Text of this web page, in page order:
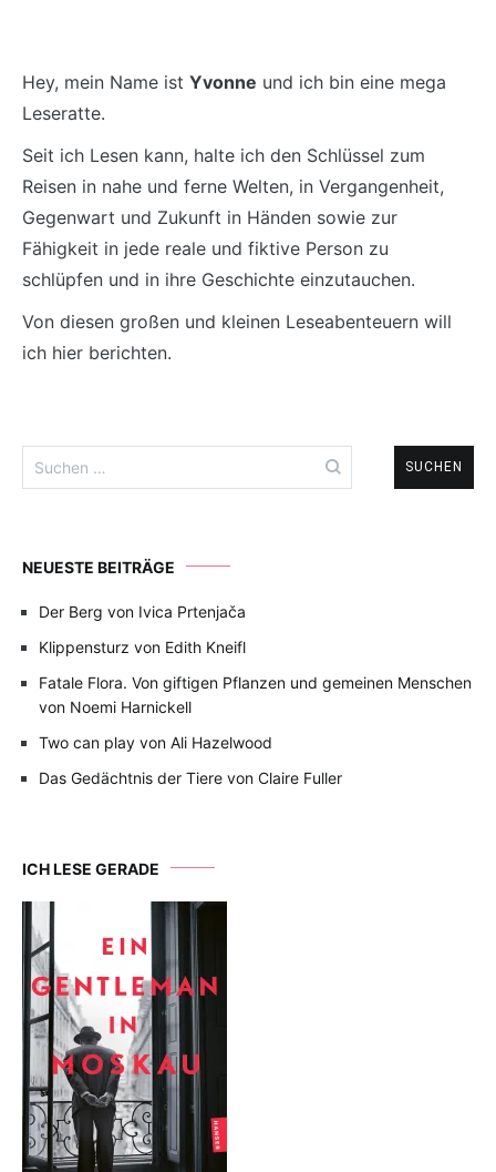
Hey, mein Name ist Yvonne und ich bin eine mega
Leseratte.
Seit ich Lesen kann, halte ich den Schlüssel zum
Reisen in nahe und ferne Welten, in Vergangenheit,
Gegenwart und Zukunft in Händen sowie zur
Fähigkeit in jede reale und fiktive Person zu
schlüpfen und in ihre Geschichte einzutauchen.
Von diesen großen und kleinen Leseabenteuern will
ich hier berichten.
nach:
NEUESTE BEITRÄGE
Der Berg von Ivica Prtenjača
Klippensturz von Edith Kneifl
Fatale Flora. Von giftigen Pflanzen und gemeinen Menschen
von Noemi Harnickell
Two can play von Ali Hazelwood
Das Gedächtnis der Tiere von Claire Fuller
ICH LESE GERADE